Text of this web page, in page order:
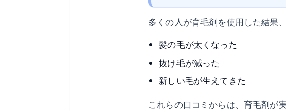
多くの人が育毛剤を使用した結果
髪の毛が太くなった
抜け毛が減った
新しい毛が生えてきた
これらの口コミからは、育毛剤が